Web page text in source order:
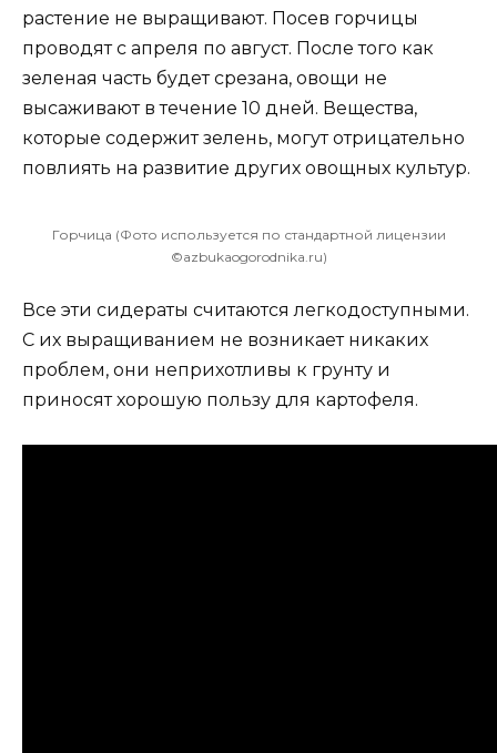
растение не выращивают. Посев горчицы
проводят с апреля по август. После того как
зеленая часть будет срезана, овощи не
высаживают в течение 10 дней. Вещества,
которые содержит зелень, могут отрицательно
повлиять на развитие других овощных культур.
Горчица (Фото используется по стандартной лицензии
©azbukaogorodnika.ru)
Все эти сидераты считаются легкодоступными.
С их выращиванием не возникает никаких
проблем, они неприхотливы к грунту и
приносят хорошую пользу для картофеля.